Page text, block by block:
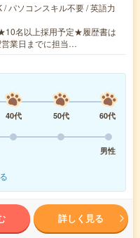
/ パソコンスキル不要 / 英語力
名以上採用予定★履歴書は
業日までに担当…
40代 50代
60代
男性
詳しく見る